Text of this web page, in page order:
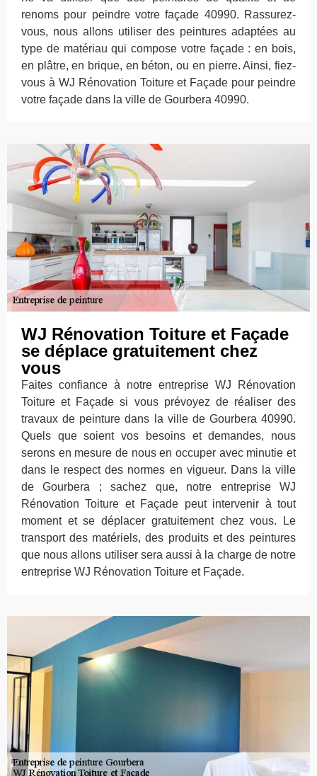
renoms pour peindre votre façade 40990. Rassurez-
vous, nous allons utiliser des peintures adaptées au
type de matériau qui compose votre façade : en bois,
en plâtre, en brique, en béton, ou en pierre. Ainsi, fiez-
vous à WJ Rénovation Toiture et Façade pour peindre
votre façade dans la ville de Gourbera 40990.
WJ Rénovation Toiture et Façade
se déplace gratuitement chez
vous
Faites confiance à notre entreprise WJ Rénovation
Toiture et Façade si vous prévoyez de réaliser des
travaux de peinture dans la ville de Gourbera 40990.
Quels que soient vos besoins et demandes, nous
serons en mesure de nous en occuper avec minutie et
dans le respect des normes en vigueur. Dans la ville
de Gourbera ; sachez que, notre entreprise WJ
Rénovation Toiture et Façade peut intervenir à tout
moment et se déplacer gratuitement chez vous. Le
transport des matériels, des produits et des peintures
que nous allons utiliser sera aussi à la charge de notre
entreprise WJ Rénovation Toiture et Façade.